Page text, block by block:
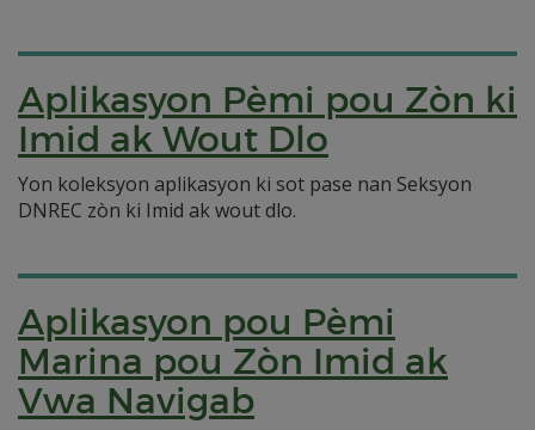
Aplikasyon Pèmi pou Zòn ki
Imid ak Wout Dlo
Yon koleksyon aplikasyon ki sot pase nan Seksyon
DNREC zòn ki Imid ak wout dlo.
Aplikasyon pou Pèmi
Marina pou Zòn Imid ak
Vwa Navigab